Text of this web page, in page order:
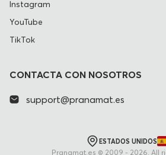
Instagram
YouTube
TikTok
CONTACTA CON NOSOTROS
support@pranamat.es
Pranamat.es © 2009 - 2026. All
ESTADOS UNIDOS